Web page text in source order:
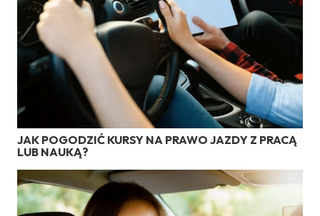
JAK POGODZIĆ KURSY NA PRAWO JAZDY Z PRACĄ
LUB NAUKĄ?